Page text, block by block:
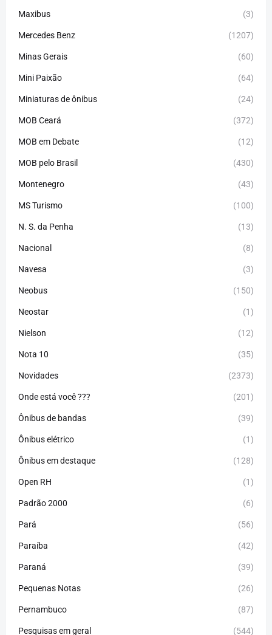
Maxibus (3)
Mercedes Benz (1207)
Minas Gerais (60)
Mini Paixão (64)
Miniaturas de ônibus (24)
MOB Ceará (372)
MOB em Debate (12)
MOB pelo Brasil (430)
Montenegro (43)
MS Turismo (100)
N. S. da Penha (13)
Nacional (8)
Navesa (3)
Neobus (150)
Neostar (1)
Nielson (12)
Nota 10 (35)
Novidades (2373)
Onde está você ??? (201)
Ônibus de bandas (39)
Ônibus elétrico (1)
Ônibus em destaque (128)
Open RH (1)
Padrão 2000 (6)
Pará (56)
Paraíba (42)
Paraná (39)
Pequenas Notas (26)
Pernambuco (87)
Pesquisas em geral (544)